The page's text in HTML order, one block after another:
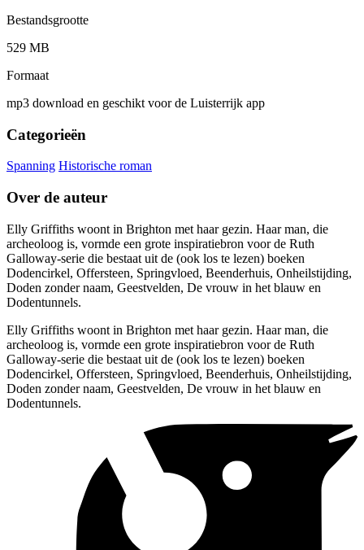
Bestandsgrootte
529 MB
Formaat
mp3 download en geschikt voor de Luisterrijk app
Categorieën
Spanning Historische roman
Over de auteur
Elly Griffiths woont in Brighton met haar gezin. Haar man, die
archeoloog is, vormde een grote inspiratiebron voor de Ruth
Galloway-serie die bestaat uit de (ook los te lezen) boeken
Dodencirkel, Offersteen, Springvloed, Beenderhuis, Onheilstijding,
Doden zonder naam, Geestvelden, De vrouw in het blauw en
Dodentunnels.
Elly Griffiths woont in Brighton met haar gezin. Haar man, die
archeoloog is, vormde een grote inspiratiebron voor de Ruth
Galloway-serie die bestaat uit de (ook los te lezen) boeken
Dodencirkel, Offersteen, Springvloed, Beenderhuis, Onheilstijding,
Doden zonder naam, Geestvelden, De vrouw in het blauw en
Dodentunnels.